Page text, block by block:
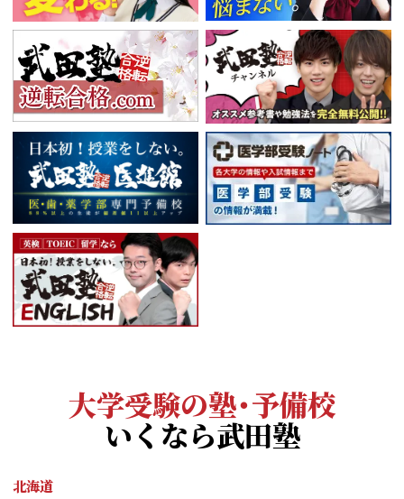
大学受験の塾・予備校
いくなら武田塾
北海道